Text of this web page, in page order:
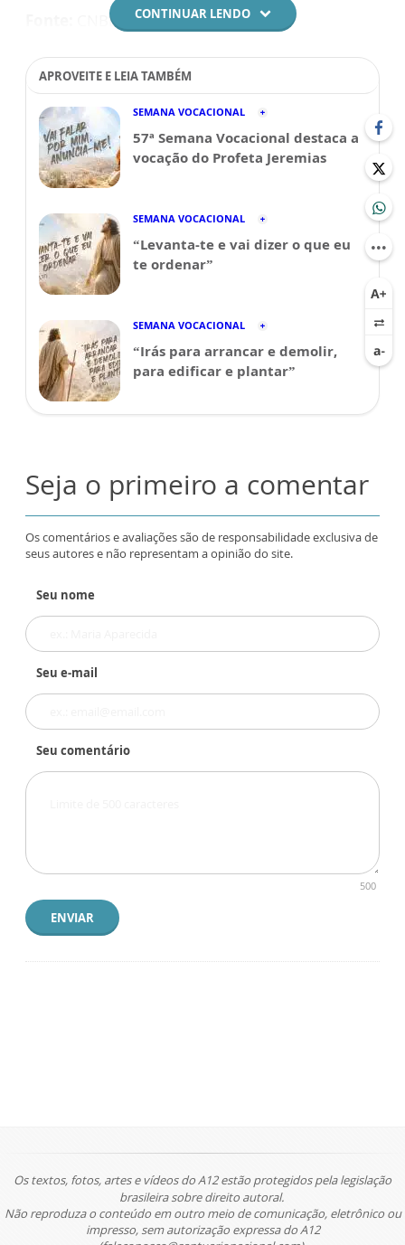
CNBB CONTINUAR LENDO
APROVEITE E LEIA TAMBÉM
SEMANA VOCACIONAL
57ª Semana Vocacional destaca a
vocação do Profeta Jeremias
SEMANA VOCACIONAL
“Levanta-te e vai dizer o que eu
te ordenar”
SEMANA VOCACIONAL
“Irás para arrancar e demolir,
para edificar e plantar”
Seja o primeiro a comentar
Os comentários e avaliações são de responsabilidade exclusiva de
seus autores e não representam a opinião do site.
Seu nome
Seu e-mail
Seu comentário
500
ENVIAR
Os textos, fotos, artes e vídeos do A12 estão protegidos pela legislação
brasileira sobre direito autoral.
Não reproduza o conteúdo em outro meio de comunicação, eletrônico ou
impresso, sem autorização expressa do A12